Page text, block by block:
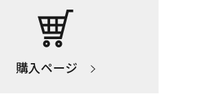
購入ページ